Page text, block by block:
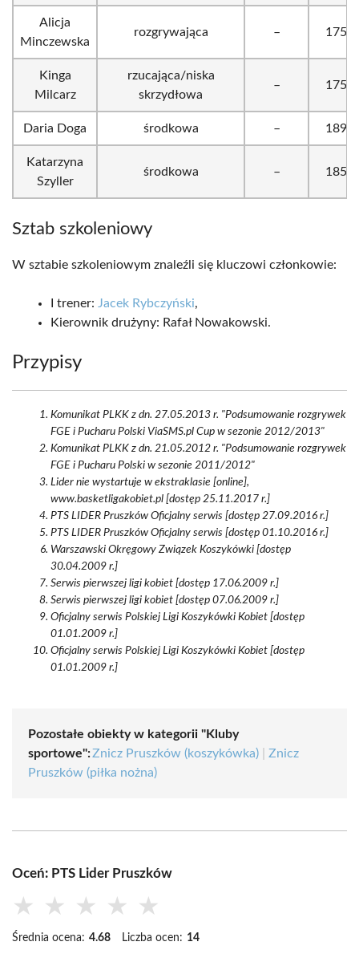
Alicja
Minczewska
rozgrywająca – 175
Kinga
Milcarz
rzucająca/niska
skrzydłowa
– 175
Daria Doga środkowa – 189
Katarzyna
Szyller
środkowa – 185
Sztab szkoleniowy
W sztabie szkoleniowym znaleźli się kluczowi członkowie:
I trener: Jacek Rybczyński,
Kierownik drużyny: Rafał Nowakowski.
Przypisy
Komunikat PLKK z dn. 27.05.2013 r. "Podsumowanie rozgrywek
FGE i Pucharu Polski ViaSMS.pl Cup w sezonie 2012/2013"
Komunikat PLKK z dn. 21.05.2012 r. "Podsumowanie rozgrywek
FGE i Pucharu Polski w sezonie 2011/2012"
Lider nie wystartuje w ekstraklasie [online],
www.basketligakobiet.pl [dostęp 25.11.2017 r.]
PTS LIDER Pruszków Oficjalny serwis [dostęp 27.09.2016 r.]
PTS LIDER Pruszków Oficjalny serwis [dostęp 01.10.2016 r.]
Warszawski Okręgowy Związek Koszykówki [dostęp
30.04.2009 r.]
Serwis pierwszej ligi kobiet [dostęp 17.06.2009 r.]
Serwis pierwszej ligi kobiet [dostęp 07.06.2009 r.]
Oficjalny serwis Polskiej Ligi Koszykówki Kobiet [dostęp
01.01.2009 r.]
Oficjalny serwis Polskiej Ligi Koszykówki Kobiet [dostęp
01.01.2009 r.]
Pozostałe obiekty w kategorii "Kluby
sportowe":Znicz Pruszków (koszykówka)
Znicz
Pruszków (piłka nożna)
Oceń: PTS Lider Pruszków
★ ★ ★ ★ ★
Średnia ocena: 4.68 Liczba ocen: 14